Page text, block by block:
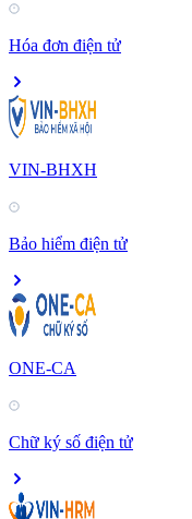
Hóa đơn điện tử
VIN-BHXH
Bảo hiểm điện tử
ONE-CA
Chữ ký số điện tử